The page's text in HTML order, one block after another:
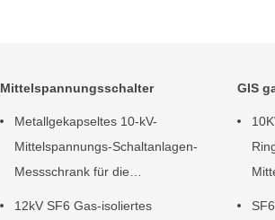
Mittelspannungsschalter
Metallgekapseltes 10-kV-
Mittelspannungs-Schaltanlagen-
Messschrank für die
12kV SF6 Gas-isoliertes
GIS